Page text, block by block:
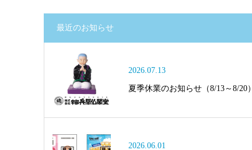
最近のお知らせ
2026.07.13
夏季休業のお知らせ（8/13～8/20）
2026.06.01